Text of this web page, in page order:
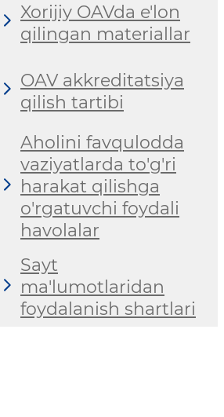
Xorijiy OAVda e'lon
qilingan materiallar
OAV akkreditatsiya
qilish tartibi
Aholini favqulodda
vaziyatlarda to'g'ri
harakat qilishga
o'rgatuvchi foydali
havolalar
Sayt
ma'lumotlaridan
foydalanish shartlari